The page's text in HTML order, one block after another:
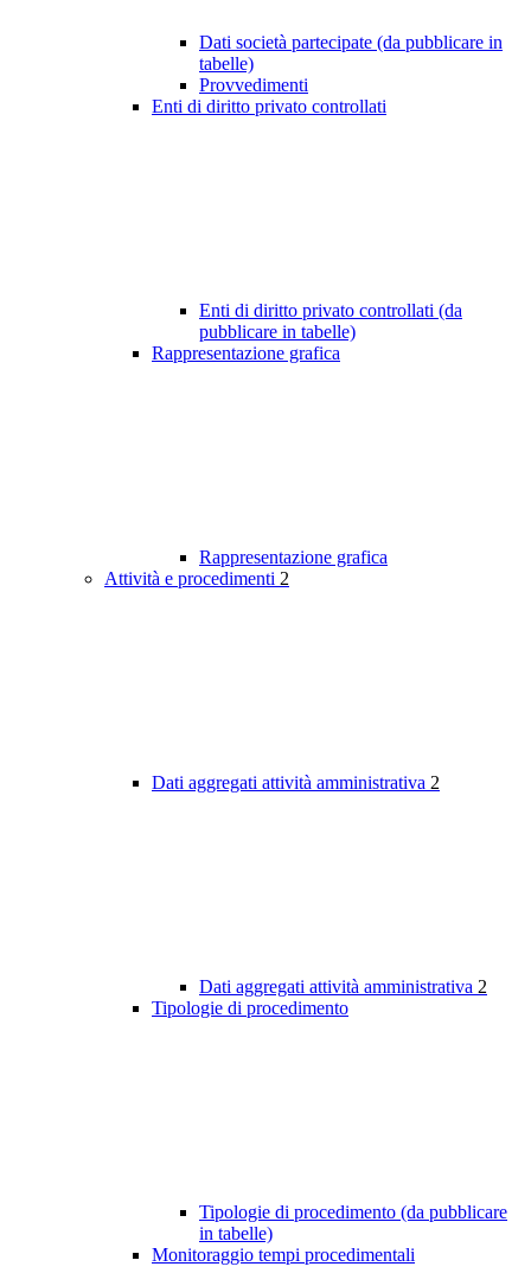
Dati società partecipate (da pubblicare in
tabelle)
Provvedimenti
Enti di diritto privato controllati
Enti di diritto privato controllati (da
pubblicare in tabelle)
Rappresentazione grafica
Rappresentazione grafica
Attività e procedimenti 2
Dati aggregati attività amministrativa 2
Dati aggregati attività amministrativa 2
Tipologie di procedimento
Tipologie di procedimento (da pubblicare
in tabelle)
Monitoraggio tempi procedimentali